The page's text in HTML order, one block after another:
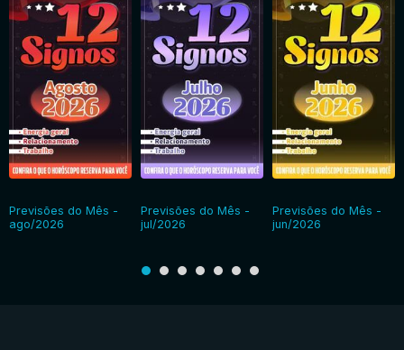
Previsões do Mês -
ago/2026
Previsões do Mês -
jul/2026
Previsões do Mês -
jun/2026